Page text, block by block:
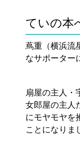
ていの本
蔦重（横浜流
なサポーター
扇屋の主人・
女郎屋の主人
にモヤモヤを
ことになりま